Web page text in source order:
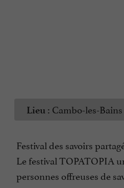
Lieu : Cambo-les-Bains
Festival des savoirs
Le festival TOPATOPIA
personnes offreuses de